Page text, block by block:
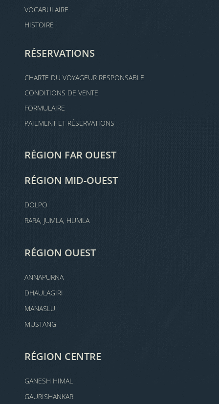
VOCABULAIRE
HISTOIRE
RÉSERVATIONS
CHARTE DU VOYAGEUR RESPONSABLE
CONDITIONS DE VENTE
FORMULAIRE
PAIEMENT ET RÉSERVATIONS
RÉGION FAR OUEST
RÉGION MID-OUEST
DOLPO
RARA, JUMLA, HUMLA
RÉGION OUEST
ANNAPURNA
DHAULAGIRI
MANASLU
MUSTANG
RÉGION CENTRE
GANESH HIMAL
GAURISHANKAR